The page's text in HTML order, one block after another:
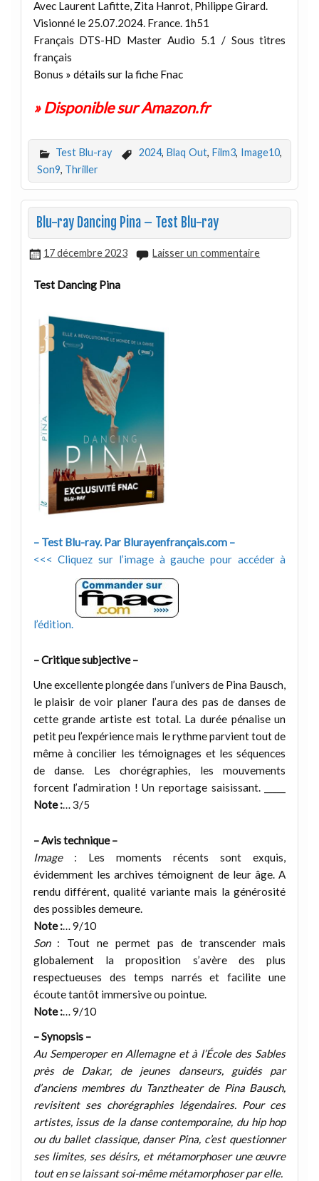
Avec Laurent Lafitte, Zita Hanrot, Philippe Girard.
Visionné le 25.07.2024. France. 1h51
Français DTS-HD Master Audio 5.1 / Sous titres
français
Bonus » détails sur la fiche Fnac
» Disponible sur Amazon.fr
Test Blu-ray 2024, Blaq Out, Film3, Image10,
Son9, Thriller
Blu-ray Dancing Pina – Test Blu-ray
17 décembre 2023 Laisser un commentaire
Test Dancing Pina
– Test Blu-ray. Par Blurayenfrançais.com –
<<< Cliquez sur l’image à gauche pour accéder à
l’édition.
– Critique subjective –
Une excellente plongée dans l’univers de Pina Bausch,
le plaisir de voir planer l’aura des pas de danses de
cette grande artiste est total. La durée pénalise un
petit peu l’expérience mais le rythme parvient tout de
même à concilier les témoignages et les séquences
de danse. Les chorégraphies, les mouvements
forcent l’admiration ! Un reportage saisissant. _____
Note :… 3/5
– Avis technique –
Image: Les moments récents sont exquis,
évidemment les archives témoignent de leur âge. A
rendu différent, qualité variante mais la générosité
des possibles demeure.
Note :… 9/10
Son: Tout ne permet pas de transcender mais
globalement la proposition s’avère des plus
respectueuses des temps narrés et facilite une
écoute tantôt immersive ou pointue.
Note :… 9/10
– Synopsis –
Au Semperoper en Allemagne et à l’École des Sables
près de Dakar, de jeunes danseurs, guidés par
d’anciens membres du Tanztheater de Pina Bausch,
revisitent ses chorégraphies légendaires. Pour ces
artistes, issus de la danse contemporaine, du hip hop
ou du ballet classique, danser Pina, c’est questionner
ses limites, ses désirs, et métamorphoser une œuvre
tout en se laissant soi-même métamorphoser par elle.